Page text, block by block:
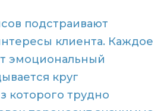
подстраивают
клиента. Каждое
эмоциональный
круг
которого трудно